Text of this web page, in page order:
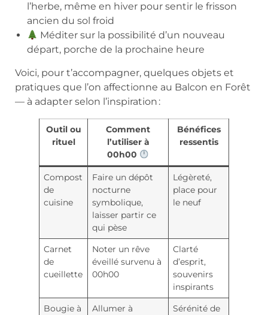
l’herbe, même en hiver pour sentir le frisson
ancien du sol froid
Méditer sur la possibilité d’un nouveau
départ, porche de la prochaine heure
Voici, pour t’accompagner, quelques objets et
pratiques que l’on affectionne au Balcon en Forêt
— à adapter selon l’inspiration :
Outil ou
rituel
Comment
l’utiliser à
00h00
Bénéfices
ressentis
Compost
de
cuisine
Faire un dépôt
nocturne
symbolique,
laisser partir ce
qui pèse
Légèreté,
place pour
le neuf
Carnet
de
cueillette
Noter un rêve
éveillé survenu à
00h00
Clarté
d’esprit,
souvenirs
inspirants
Bougie à
Allumer à
Sérénité de